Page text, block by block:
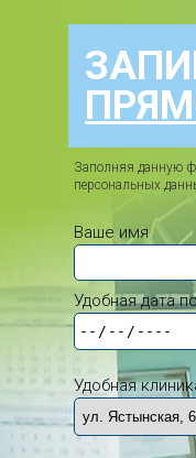
Заполняя данную
персональных
Ваше имя
Удобная дата
Удобная